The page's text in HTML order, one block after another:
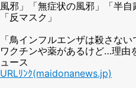
風邪」「無症状の風邪」「半自
「反マスク」
「鳥インフルエンザは殺さな
ワクチンや薬があるけど…理由
ュース
URLﾘﾝｸ(maidonanews.jp)